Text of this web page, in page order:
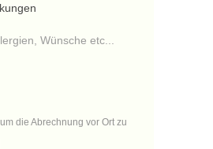
Wünsche etc...
die Abrechnung vor Ort zu